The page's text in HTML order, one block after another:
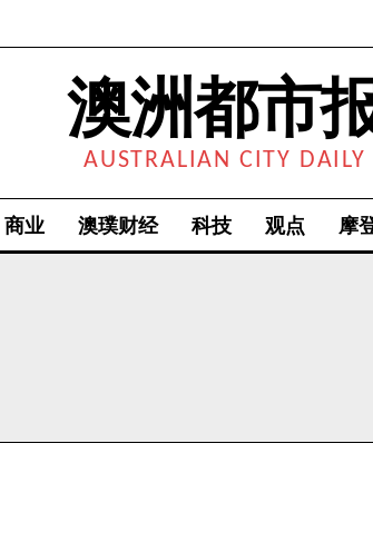
澳洲都市
AUSTRALIAN CITY DAILY
商业 澳璞财经 科技 观点 摩